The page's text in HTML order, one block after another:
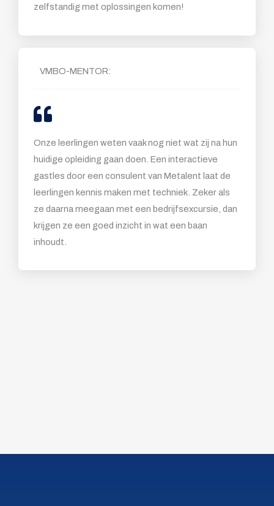
zelfstandig met oplossingen komen!
VMBO-MENTOR:
Onze leerlingen weten vaak nog niet wat zij na hun
huidige opleiding gaan doen. Een interactieve
gastles door een consulent van Metalent laat de
leerlingen kennis maken met techniek. Zeker als
ze daarna meegaan met een bedrijfsexcursie, dan
krijgen ze een goed inzicht in wat een baan
inhoudt.